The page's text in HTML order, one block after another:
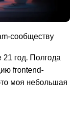
сообществу
год. Полгода
frontend-
моя небольшая